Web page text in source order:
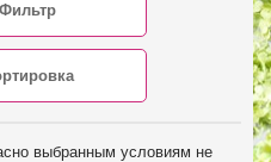
Фильтр
выбранным условиям не